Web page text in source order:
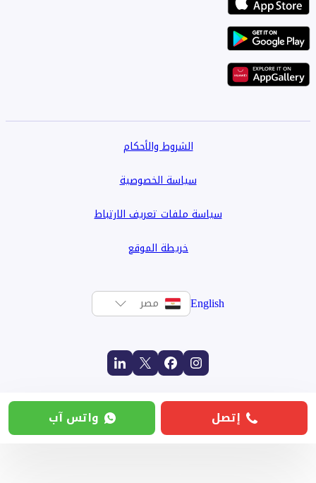
الشروط والأحكام
سياسة الخصوصية
سياسة ملفات تعريف الارتباط
خريطة الموقع
English مصر
إتصل واتس آب